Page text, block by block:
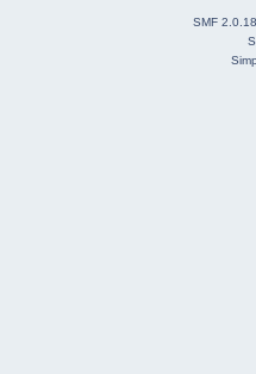
SMF 2.0.18